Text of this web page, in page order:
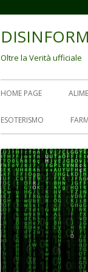
Oltre la Verità ufficiale
Menu
principale
HOME PAGE
ESOTERISMO